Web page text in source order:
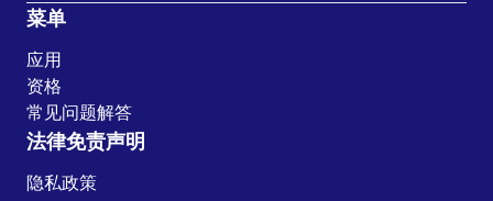
菜单
应用
资格
常见问题解答
法律免责声明
隐私政策